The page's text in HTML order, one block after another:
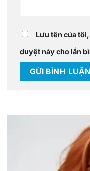
Lưu tên của
duyệt này cho lần